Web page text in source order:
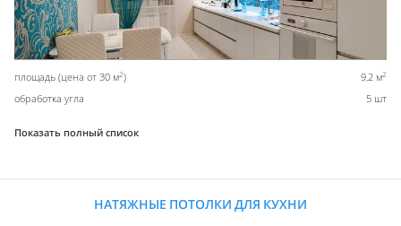
площадь (цена от 30 м2) 9,2 м2
обработка угла 5 шт
Показать полный список
НАТЯЖНЫЕ ПОТОЛКИ ДЛЯ КУХНИ